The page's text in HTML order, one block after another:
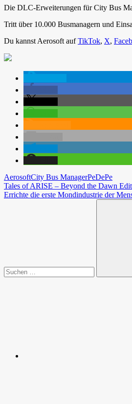
Die DLC-Erweiterungen für City Bus
Tritt über 10.000 Busmanagern und
Du kannst Aerosoft aufTikTok, X,
AerosoftCity Bus ManagerPeDePe
Beitragsnavigation
Vorheriger
Beitrag:
Tales of ARISE – Beyond the Dawn
Nächster
Errichte die erste Mondindustrie der